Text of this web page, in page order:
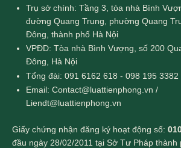
Trụ sở chính: Tầng 3, tòa nhà Bình
đường Quang Trung, phường Quang
Đông, thành phố Hà Nội
VPĐD: Tòa nhà Bình Vượng, số 200
Đông, Hà Nội
Tổng đài: 091 6162 618 - 098 195 3382
Email: Contact@luattienphong.vn /
Liendt@luattienphong.vn
Giấy chứng nhận đăng ký hoạt động số:
đầu ngày 28/02/2011 tại Sở Tư Pháp thành